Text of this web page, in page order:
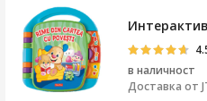
в наличност
Доставка от